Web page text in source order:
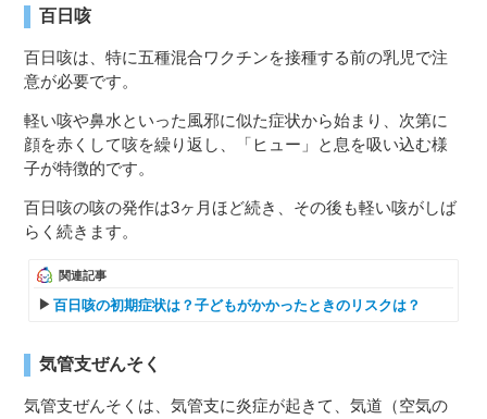
百日咳
百日咳は、特に五種混合ワクチンを接種する前の乳児で注
意が必要です。
軽い咳や鼻水といった風邪に似た症状から始まり、次第に
顔を赤くして咳を繰り返し、「ヒュー」と息を吸い込む様
子が特徴的です。
百日咳の咳の発作は3ヶ月ほど続き、その後も軽い咳がしば
らく続きます。
関連記事
百日咳の初期症状は？子どもがかかったときのリスクは？
気管支ぜんそく
気管支ぜんそくは、気管支に炎症が起きて、気道（空気の